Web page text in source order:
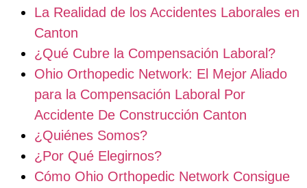
La Realidad de los Accidentes Laborales en
Canton
¿Qué Cubre la Compensación Laboral?
Ohio Orthopedic Network: El Mejor Aliado
para la Compensación Laboral Por
Accidente De Construcción Canton
¿Quiénes Somos?
¿Por Qué Elegirnos?
Cómo Ohio Orthopedic Network Consigue